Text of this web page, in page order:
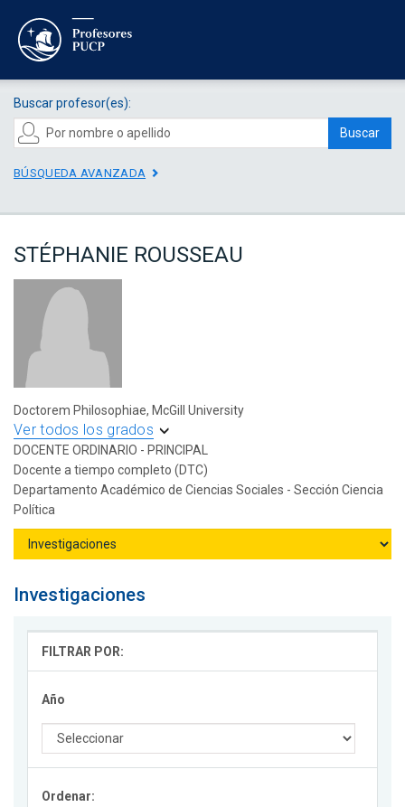
Buscar profesor(es):
Buscar
BÚSQUEDA AVANZADA
STÉPHANIE ROUSSEAU
Doctorem Philosophiae, McGill University
Ver todos los grados
DOCENTE ORDINARIO - PRINCIPAL
Docente a tiempo completo (DTC)
Departamento Académico de Ciencias Sociales - Sección Ciencia
Política
Investigaciones
FILTRAR POR:
Año
Ordenar: